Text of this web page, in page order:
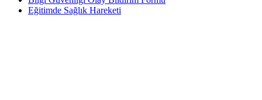
Eğitimde Sağlık Hareketi